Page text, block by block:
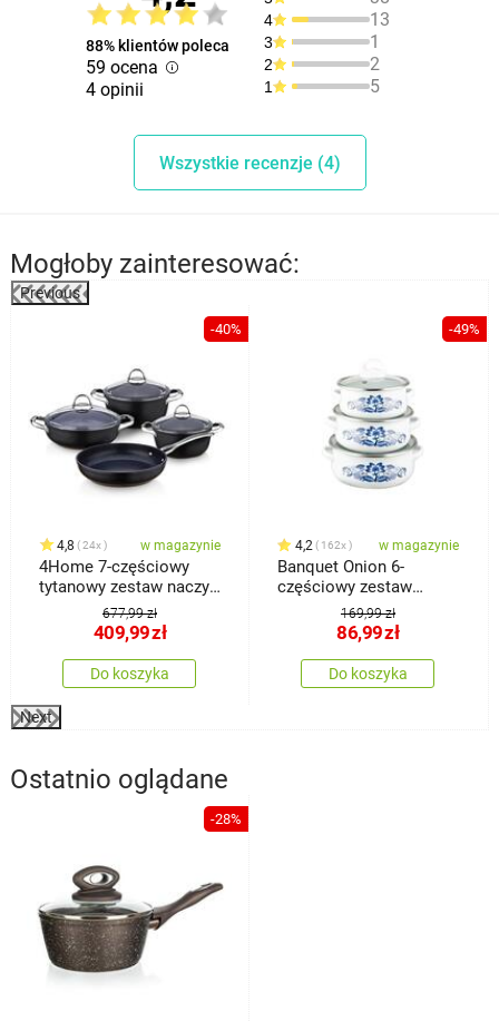
88% klientów poleca
59 ocena
4 opinii
4 13
3 1
2 2
1 5
Wszystkie recenzje (4)
Mogłoby zainteresować:
Previous
-40%
4,8 24x w magazynie
4Home 7-częściowy
tytanowy zestaw naczyń
kuchennych z powłoką
nieprzywierającą
677,99 zł
409,99zł
Do koszyka
-49%
4,2 162x w magazynie
Banquet Onion 6-
częściowy zestaw
169,99 zł
86,99zł
Do koszyka
Next
Ostatnio oglądane
-28%